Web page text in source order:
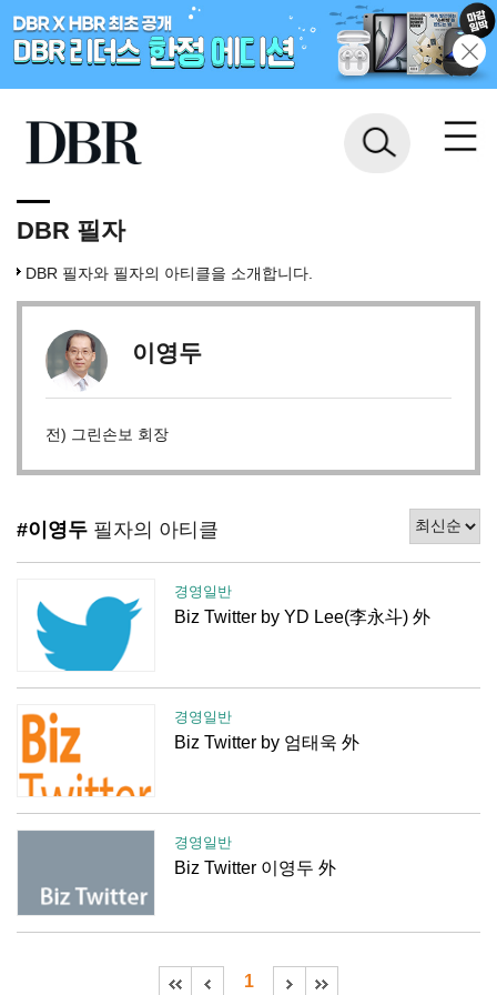
DBR 필자
DBR 필자와 필자의 아티클을 소개합니다.
이영두
전) 그린손보 회장
#이영두 필자의 아티클
경영일반
Biz Twitter by YD Lee(李永斗) 外
경영일반
Biz Twitter by 엄태욱 外
경영일반
Biz Twitter 이영두 外
1